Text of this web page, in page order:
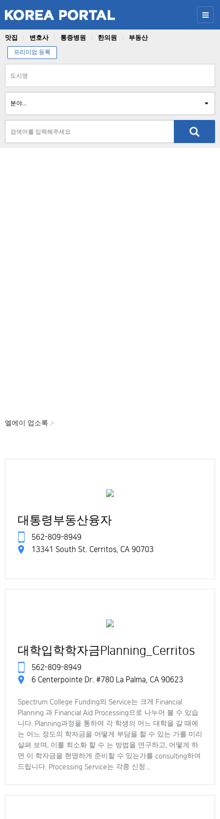
맛집 변호사 통증병원 한의원 부동산
프리미엄 등록
엘에이 업소록 >
대통령부동산융자
562-809-8949
13341 South St. Cerritos, CA 90703
대학입학학자금Planning_Cerritos
562-809-8949
6 Centerpointe Dr. #780 La Palma, CA 90623
Spectrum College Funding의 Service는 크게 Financial
Planning 과 Financial Aid Processing으로 나누어 볼 수 있습
니다. Planning과정을 통하여 각 학생의 어느 대학을 갈 때에
는 어느 정도의 학자금을 어떻게 부담을 할 수 있는 가를 미리
살펴 보며, 이를 최소화 할 수 는 방법을 연구하고, 어떻게 하
면 이 학자금을 현명하게 준비할 수 있는가를 consulting하여
드립니다. Processing Service는 각종 신청...